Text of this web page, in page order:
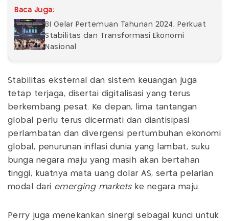
Baca Juga:
BI Gelar Pertemuan Tahunan 2024, Perkuat
Stabilitas dan Transformasi Ekonomi
Nasional
Stabilitas eksternal dan sistem keuangan juga
tetap terjaga, disertai digitalisasi yang terus
berkembang pesat. Ke depan, lima tantangan
global perlu terus dicermati dan diantisipasi
perlambatan dan divergensi pertumbuhan ekonomi
global, penurunan inflasi dunia yang lambat, suku
bunga negara maju yang masih akan bertahan
tinggi, kuatnya mata uang dolar AS, serta pelarian
modal dari emerging marketske negara maju.
Perry juga menekankan sinergi sebagai kunci untuk